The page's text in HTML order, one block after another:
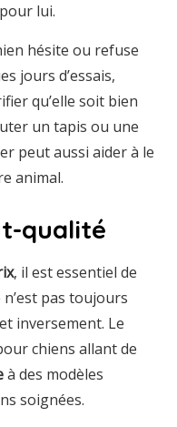
lui.
hésite ou refuse
jours d’essais,
qu’elle soit bien
un tapis ou une
peut aussi aider à le
animal.
qualité
, il est essentiel de
pas toujours
inversement. Le
chiens allant de
à des modèles
soignées.